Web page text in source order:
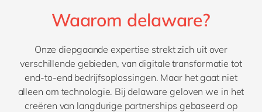
Waarom delaware?
Onze diepgaande expertise strekt zich uit over
verschillende gebieden, van digitale transformatie tot
end-to-end bedrijfsoplossingen. Maar het gaat niet
alleen om technologie. Bij delaware geloven we in het
creëren van langdurige partnerships gebaseerd op